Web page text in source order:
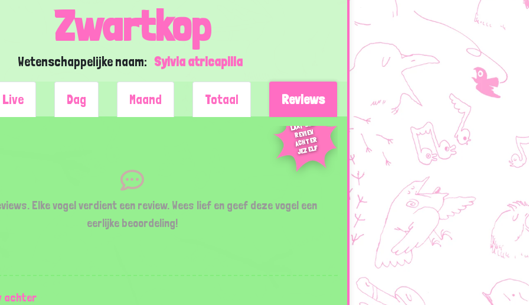
Zwartkop
Wetenschappelijke naam: Sylvia atricapilla
Live Dag Maand Totaal Reviews
LAAT EEN
REVIEW
ACHTER
JEZELF
Elke vogel verdient een review. Wees lief en geef deze vogel een
eerlijke beoordeling!
achter